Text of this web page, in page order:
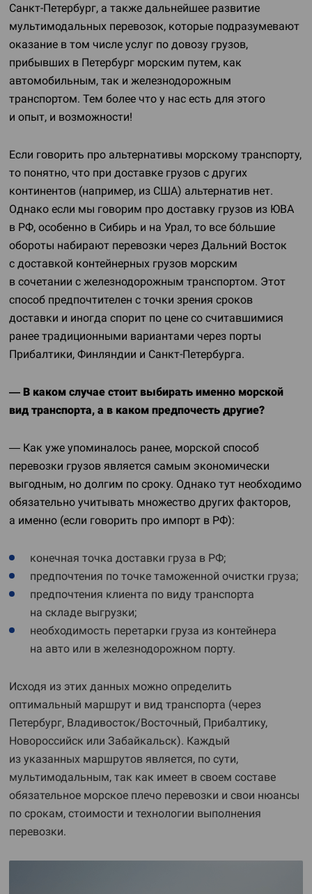
Санкт-Петербург, а также дальнейшее развитие
мультимодальных перевозок, которые подразумевают
оказание в том числе услуг по довозу грузов,
прибывших в Петербург морским путем, как
автомобильным, так и железнодорожным
транспортом. Тем более что у нас есть для этого
и опыт, и возможности!
Если говорить про альтернативы морскому транспорту,
то понятно, что при доставке грузов с других
континентов (например, из США) альтернатив нет.
Однако если мы говорим про доставку грузов из ЮВА
в РФ, особенно в Сибирь и на Урал, то все бо́льшие
обороты набирают перевозки через Дальний Восток
с доставкой контейнерных грузов морским
в сочетании с железнодорожным транспортом. Этот
способ предпочтителен с точки зрения сроков
доставки и иногда спорит по цене со считавшимися
ранее традиционными вариантами через порты
Прибалтики, Финляндии и Санкт-Петербурга.
— В каком случае стоит выбирать именно морской
вид транспорта, а в каком предпочесть другие?
— Как уже упоминалось ранее, морской способ
перевозки грузов является самым экономически
выгодным, но долгим по сроку. Однако тут необходимо
обязательно учитывать множество других факторов,
а именно (если говорить про импорт в РФ):
конечная точка доставки груза в РФ;
предпочтения по точке таможенной очистки груза;
предпочтения клиента по виду транспорта
на складе выгрузки;
необходимость перетарки груза из контейнера
на авто или в железнодорожном порту.
Исходя из этих данных можно определить
оптимальный маршрут и вид транспорта (через
Петербург, Владивосток/Восточный, Прибалтику,
Новороссийск или Забайкальск). Каждый
из указанных маршрутов является, по сути,
мультимодальным, так как имеет в своем составе
обязательное морское плечо перевозки и свои нюансы
по срокам, стоимости и технологии выполнения
перевозки.